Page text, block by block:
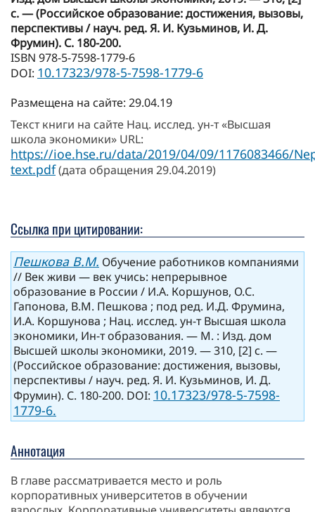
с. — (Российское образование: достижения, вызовы,
перспективы / науч. ред. Я. И. Кузьминов, И. Д.
Фрумин). С. 180-200.
ISBN 978-5-7598-1779-6
DOI: 10.17323/978-5-7598-1779-6
Размещена на сайте: 29.04.19
Текст книги на сайте Нац. исслед. ун-т «Высшая
школа экономики» URL:
https://ioe.hse.ru/data/2019/04/09/1176083466/
text.pdf(дата обращения 29.04.2019)
Ссылка при цитировании:
Пешкова В.М. Обучение работников компаниями
// Век живи — век учись: непрерывное
образование в России / И.А. Коршунов, О.С.
Гапонова, В.М. Пешкова ; под ред. И.Д. Фрумина,
И.А. Коршунова ; Нац. исслед. ун-т Высшая школа
экономики, Ин-т образования. — М. : Изд. дом
Высшей школы экономики, 2019. — 310, [2] с. —
(Российское образование: достижения, вызовы,
перспективы / науч. ред. Я. И. Кузьминов, И. Д.
Фрумин). С. 180-200. DOI: 10.17323/978-5-7598-
1779-6.
Аннотация
В главе рассматривается место и роль
корпоративных университетов в обучении